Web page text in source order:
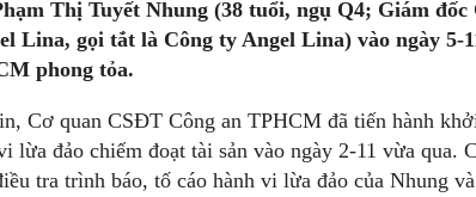
Thị Tuyết Nhung (38 tuổi, ngụ Q4; Giám đốc
Lina, gọi tắt là Công ty Angel Lina) vào ngày 5-
phong tỏa.
Cơ quan CSĐT Công an TPHCM đã tiến hành
lừa đảo chiếm đoạt tài sản vào ngày 2-11 vừa qua.
tra trình báo, tố cáo hành vi lừa đảo của Nhung